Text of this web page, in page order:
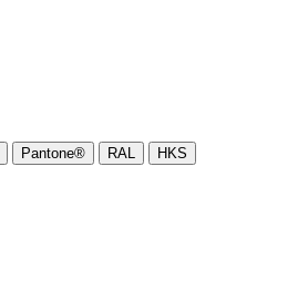
Pantone® RAL HKS